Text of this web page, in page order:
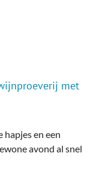
met
hapjes en een
avond al snel